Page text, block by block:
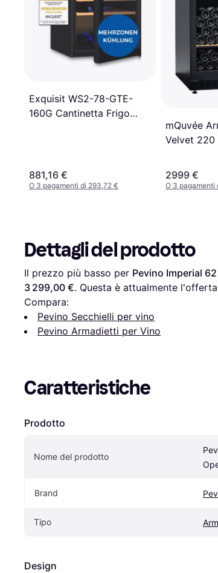
Exquisit WS2-78-GTE-
160G Cantinetta Frigo
881,16 €
O 3 pagamenti di 293,72 €
mQuvée
Velvet 220
2999 €
O 3 pagamenti
Dettagli del prodotto
Il prezzo più basso per Pevino Imperial
3 299,00 €. Questa è attualmente
Compara:
Pevino Secchielli per vino
Pevino Armadietti per Vino
Caratteristiche
Prodotto
Nome del prodotto
Brand
Tipo
Design